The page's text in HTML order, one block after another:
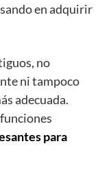
en adquirir
no
ni tampoco
adecuada.
para